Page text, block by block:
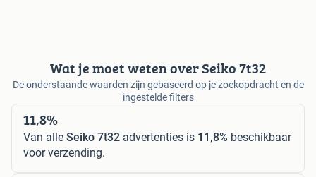
Wat je moet weten over Seiko 7t32
De onderstaande waarden zijn gebaseerd op je zoekopdracht en de
ingestelde filters
11,8%
Van alle Seiko 7t32 advertenties is 11,8% beschikbaar
voor verzending.